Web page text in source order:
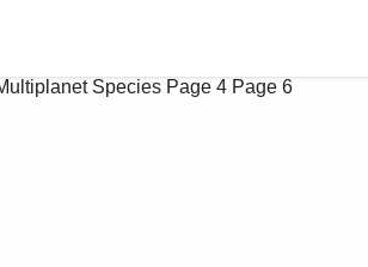
Species Page 4 Page 6